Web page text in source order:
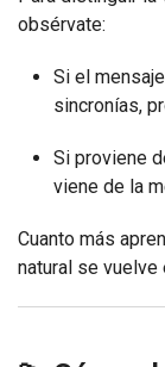
obsérvate:
Si el
sincronías,
Si proviene
viene de la
Cuanto más
natural se vuelve